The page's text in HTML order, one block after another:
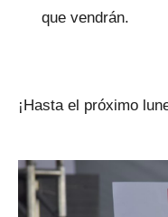
que vendrán.
¡Hasta el próximo